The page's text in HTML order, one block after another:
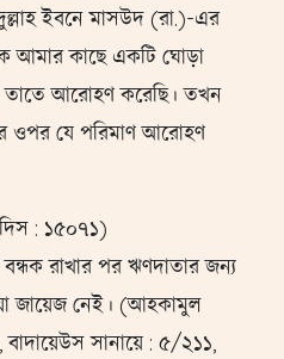
ইবনে মাসউদ (রা.)-এর
আমার কাছে একটি ঘোড়া
তাতে আরোহণ করেছি। তখন
ওপর যে পরিমাণ আরোহণ
: ১৫০৭১)
রাখার পর ঋণদাতার জন্য
জায়েজ নেই। (আহকামুল
সানায়ে : ৫/২১১,